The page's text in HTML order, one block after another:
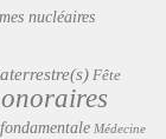
nucléaires
Fête
Médecine